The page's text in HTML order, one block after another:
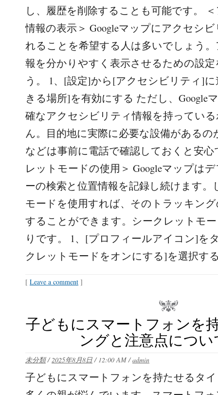
し、履歴を削除することも可能です。
情報の表示＞ Googleマップにアクセシ
れることを希望する人は多いでしょう
報を分かりやすく表示させるための設
う。 1、[設定]から[アクセシビリティ]
きる場所]を有効にする ただし、Google
確なアクセシビリティ情報を持ってい
ん。目的地に実際に必要な設備がある
などは事前に電話で確認しておくと安
レットモードの使用＞ Googleマップは
ーの検索と位置情報を記録し続けます
モードを使用すれば、そのトラッキン
することができます。シークレットモ
りです。 1、[プロフィールアイコン]を
クレットモードをオンにする]を選択す
[ Leave a comment ]
子どもにスマートフォンを
ングと注意点につい
未分類 / 2025年8月8日 /12:00 AM/ admin
子どもにスマートフォンを持たせるタ